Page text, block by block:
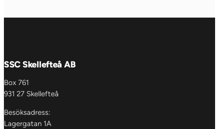
SSC Skellefteå AB
Box 761
931 27 Skellefteå
Besöksadress:
Lagergatan 1A